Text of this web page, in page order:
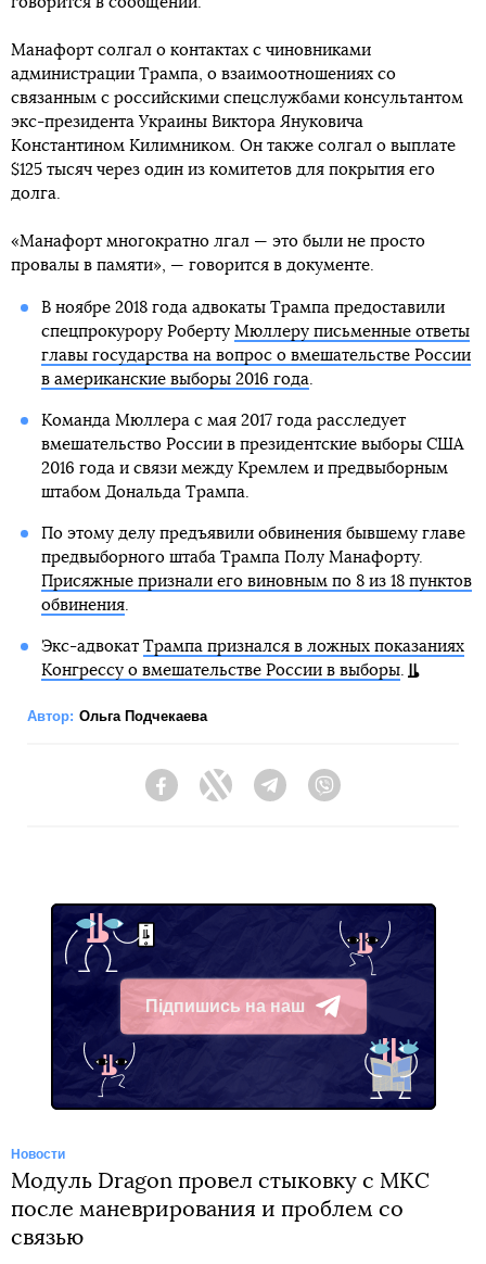
Манафорт солгал о контактах с чиновниками
администрации Трампа, о взаимоотношениях со
связанным с российскими спецслужбами консультантом
экс-президента Украины Виктора Януковича
Константином Килимником. Он также солгал о выплате
$125 тысяч через один из комитетов для покрытия его
долга.
«Манафорт многократно лгал — это были не просто
провалы в памяти», — говорится в документе.
В ноябре 2018 года адвокаты Трампа предоставили
спецпрокурору Роберту Мюллеру письменные ответы
главы государства на вопрос о вмешательстве России
в американские выборы 2016 года.
Команда Мюллера с мая 2017 года расследует
вмешательство России в президентские выборы США
2016 года и связи между Кремлем и предвыборным
штабом Дональда Трампа.
По этому делу предъявили обвинения бывшему главе
предвыборного штаба Трампа Полу Манафорту.
Присяжные признали его виновным по 8 из 18 пунктов
обвинения.
Экс-адвокат Трампа признался в ложных показаниях
Конгрессу о вмешательстве России в выборы.
Автор: Ольга Подчекаева
FacebookTwitter Telegram
Підпишись на наш
Telegram
Новости
Модуль Dragon провел стыковку c МКС
после маневрирования и проблем со
связью